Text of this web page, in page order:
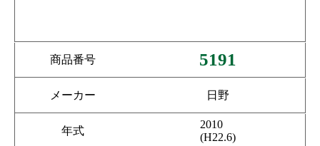
商品番号 5191
メーカー 日野
年式
2010
(H22.6)